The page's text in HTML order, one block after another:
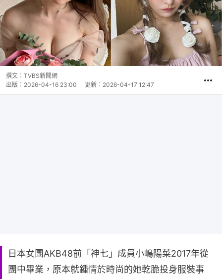
撰文： TVBS新聞網
出版： 2026-04-16 23:00 更新： 2026-04-17 12:47
日本女團AKB48前「神七」成員小嶋陽菜2017年從
團中畢業，原本就鍾情於時尚的她乾脆投身服裝事